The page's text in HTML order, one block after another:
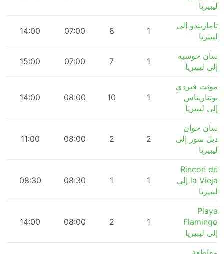
ليبيريا
تاماريندو إلى
ليبيريا
1
8
07:00
14:00
سان خوسيه
إلى ليبيريا
1
7
07:00
15:00
مونت فيردي
بونتاريناس
إلى ليبيريا
1
10
08:00
14:00
سان خوان
ديل سور إلى
ليبيريا
2
2
08:00
11:00
Rincon de
la Vieja إلى
ليبيريا
1
1
08:30
08:30
Playa
Flamingo
إلى ليبيريا
1
2
08:00
14:00